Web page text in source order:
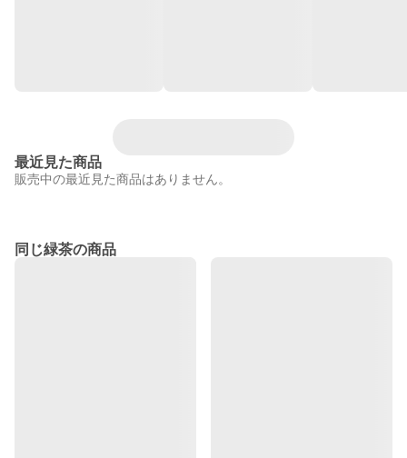
最近見た商品
販売中の最近見た商品はありません。
同じ緑茶の商品